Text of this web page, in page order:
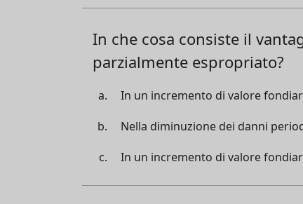
In che cosa consiste il
parzialmente espropriato?
In un incremento di valore
Nella diminuzione dei danni
In un incremento di valore